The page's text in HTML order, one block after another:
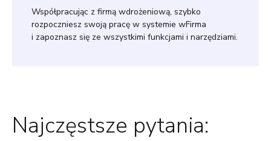
Współpracując z firmą wdrożeniową, szybko
rozpoczniesz swoją pracę w systemie wFirma
i zapoznasz się ze wszystkimi funkcjami i narzędziami.
Najczęstsze pytania: